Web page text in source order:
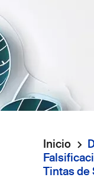
Ruta
Inicio
Tintas de